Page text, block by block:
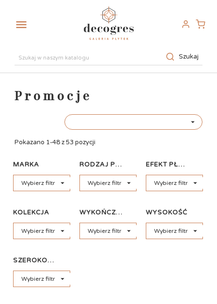

Szukaj
Promocje

Pokazano 1-48 z 53 pozycji
MARKA
Wybierz filtr 
RODZAJ PŁYTKI
Wybierz filtr 
EFEKT PŁYTKI
Wybierz filtr 
KOLEKCJA
Wybierz filtr 
WYKOŃCZENIE
Wybierz filtr 
WYSOKOŚĆ
Wybierz filtr 
SZEROKOŚĆ
Wybierz filtr 